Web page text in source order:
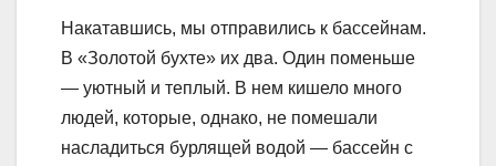
Накатавшись, мы отправились к бассейнам.
В «Золотой бухте» их два. Один поменьше
— уютный и теплый. В нем кишело много
людей, которые, однако, не помешали
насладиться бурлящей водой — бассейн с